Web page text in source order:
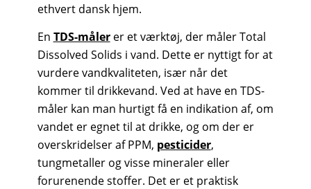
ethvert dansk hjem.
En TDS-målerer et værktøj, der måler Total
Dissolved Solids i vand. Dette er nyttigt for at
vurdere vandkvaliteten, især når det
kommer til drikkevand. Ved at have en TDS-
måler kan man hurtigt få en indikation af, om
vandet er egnet til at drikke, og om der er
overskridelser af PPM, pesticider,
tungmetaller og visse mineraler eller
forurenende stoffer. Det er et praktisk